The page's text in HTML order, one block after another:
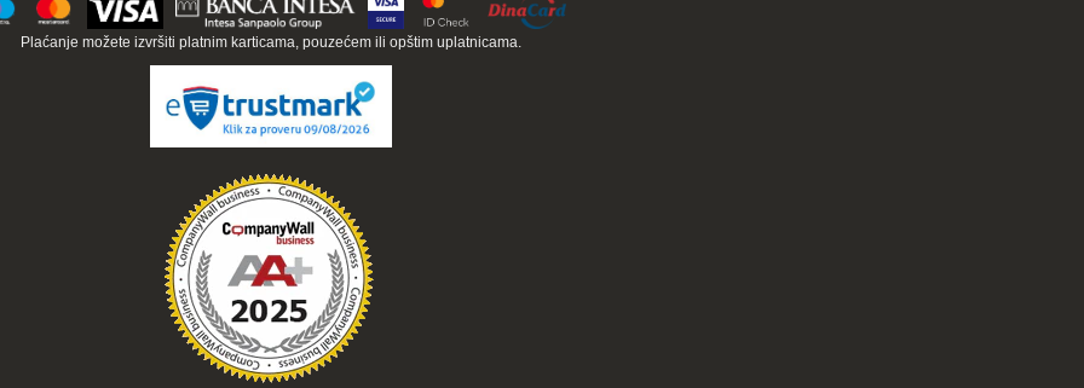
Plaćanje možete izvršiti platnim karticama, pouzećem ili opštim uplatnicama.